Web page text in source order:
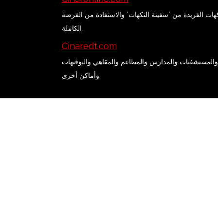
الفريدة من "سفينة النكهات" والاستفادة من الفرصة
الكاملة.
Cinaredt.com
والمدارس والمطاعم والمقاهي والبوفيهات
وأماكن أخرى.